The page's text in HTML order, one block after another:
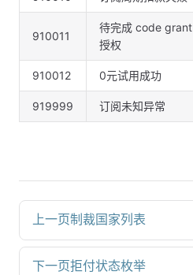
910011
待完成 code grant
授权
910012 0元试用成功
919999 订阅未知异常
上一页制裁国家列表
下一页拒付状态枚举